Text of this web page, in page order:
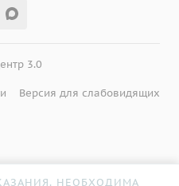
3.0
Версия для слабовидящих
НЕОБХОДИМА